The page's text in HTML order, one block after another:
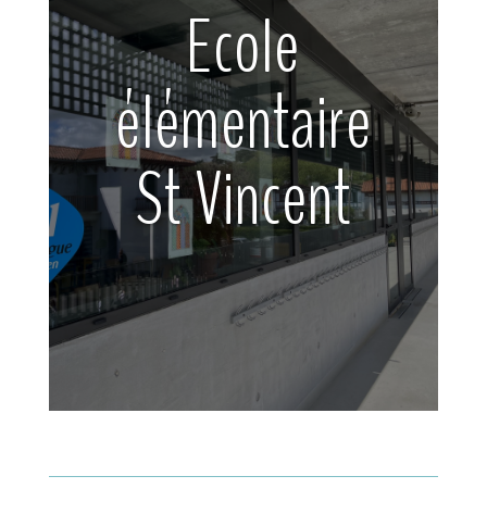
Ecole
élémentaire
St Vincent